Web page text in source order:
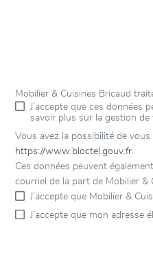
Mobilier & Cuisines Bricaud
J’accepte que ces données
savoir plus sur la gestion
Vous avez la possibilité de
https://www.bloctel.gouv.fr.
Ces données peuvent
courriel de la part de Mobilier &
J’accepte que Mobilier &
J’accepte que mon